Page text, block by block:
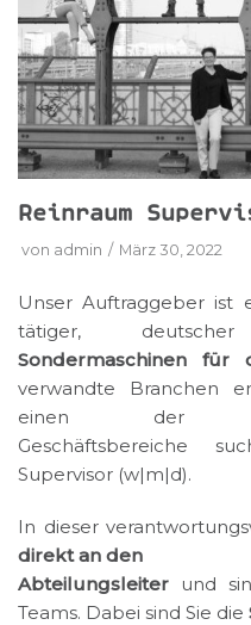
Reinraum
von admin März 30, 2022
Unser Auftraggeber ist
tätiger,
Sondermaschinen für
verwandte Branchen
einen der
Geschäftsbereiche
Supervisor (w|m|d).
In dieser
direkt an den
Abteilungsleiter und
Teams. Dabei sind Sie die